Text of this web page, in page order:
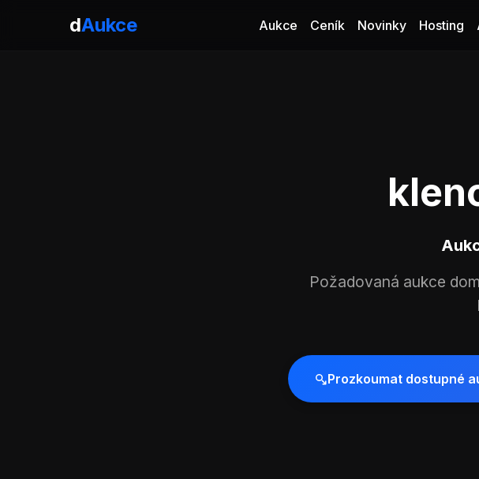
dAukce Aukce Ceník Novinky Hosting
Požadovaná aukce
Prozkoumat dostupné